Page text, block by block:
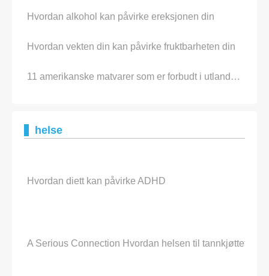
Hvordan alkohol kan påvirke ereksjonen din
Hvordan vekten din kan påvirke fruktbarheten din
11 amerikanske matvarer som er forbudt i utlandet (og hvordan de kan påvirke helsen din)
helse
Hvordan diett kan påvirke ADHD
A Serious Connection Hvordan helsen til tannkjøttet